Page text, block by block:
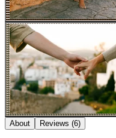
About
Reviews (6)